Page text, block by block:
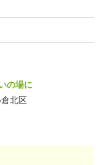
の場に
北区